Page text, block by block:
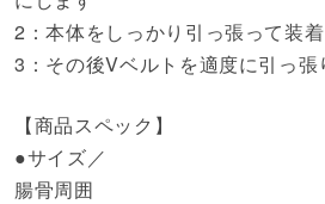
2：本体をしっかり引っ張って装
3：その後Vベルトを適度に引っ張
【商品スペック】
●サイズ／
腸骨周囲